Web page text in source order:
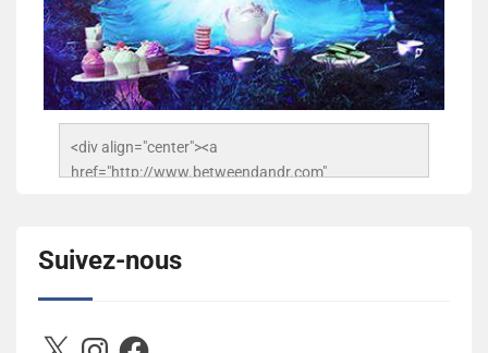
<div align="center"><a
href="http://www.betweendandr.com"
503716673157532-2788222864243652657-n.jpg"
alt="Between D&R" style="border:none;" /></a>
</div>
Suivez-nous
X InstagramFacebook